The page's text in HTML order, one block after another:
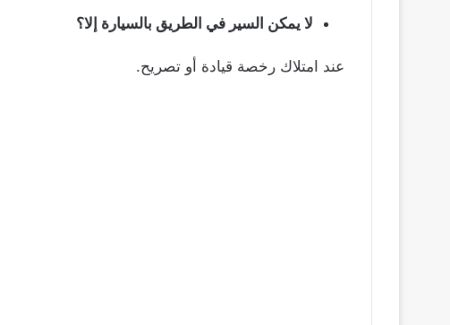
لا يمكن السير في الطريق بالسيارة إلا؟
عند امتلاك رخصة قيادة أو تصريح.